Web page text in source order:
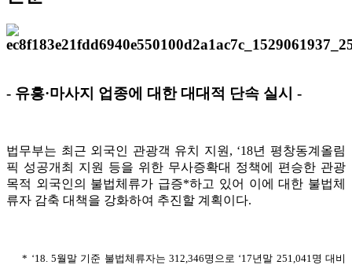
- 유흥·마사지 업종에 대한 대대적 단속 실시 -
법무부는 최근 외국인 관광객 유치 지원, ‘18년 평창동계올림
픽 성공개최 지원 등을 위한 무사증확대 정책에 편승한 관광
목적 외국인의 불법체류가 급증*하고 있어 이에 대한 불법체
류자 감축 대책을 강화하여 추진할 계획이다.
* ‘18. 5월말 기준 불법체류자는 312,346명으로 ‘17년말 251,041명 대비